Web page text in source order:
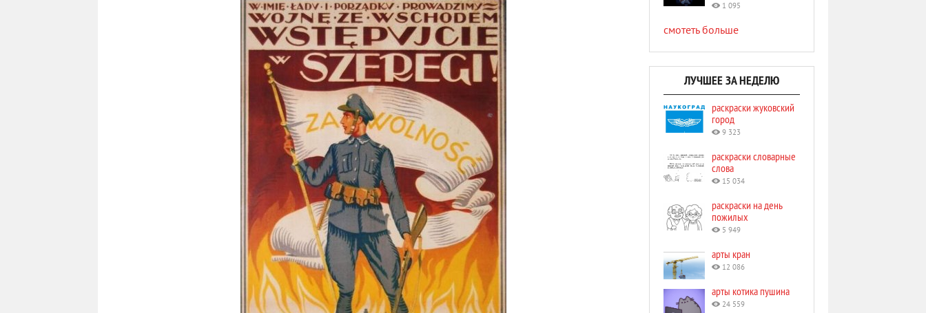
1 095
смотеть больше
ЛУЧШЕЕ ЗА НЕДЕЛЮ
раскраски жуковский
город
9 323
раскраски словарные
слова
15 034
раскраски на день
пожилых
5 949
арты кран
12 086
арты котика пушина
24 559